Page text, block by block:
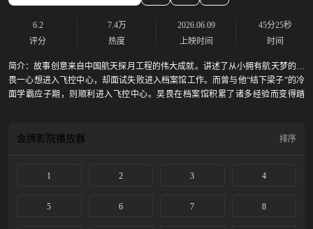
6.2
评分
7.4万
热度
2026.06.09
上映时间
45分25秒
时间
简介：故事创意来自中国航天探月工程的伟大成就。讲述了从小拥有航天梦的吴
畏一心想进入飞控中心，却面试失败进入档案馆工作。而曾与他“结下梁子”的冷
面学霸应子期，则顺利进入飞控中心。吴畏在档案馆积累了诸多经验而变得踏
号、皓月五号等任务，逐渐放下心结、通力合作，在最后时刻逆风翻盘，成为了
金牌影院播放器 排序
1 2 3 4
5 6 7 8